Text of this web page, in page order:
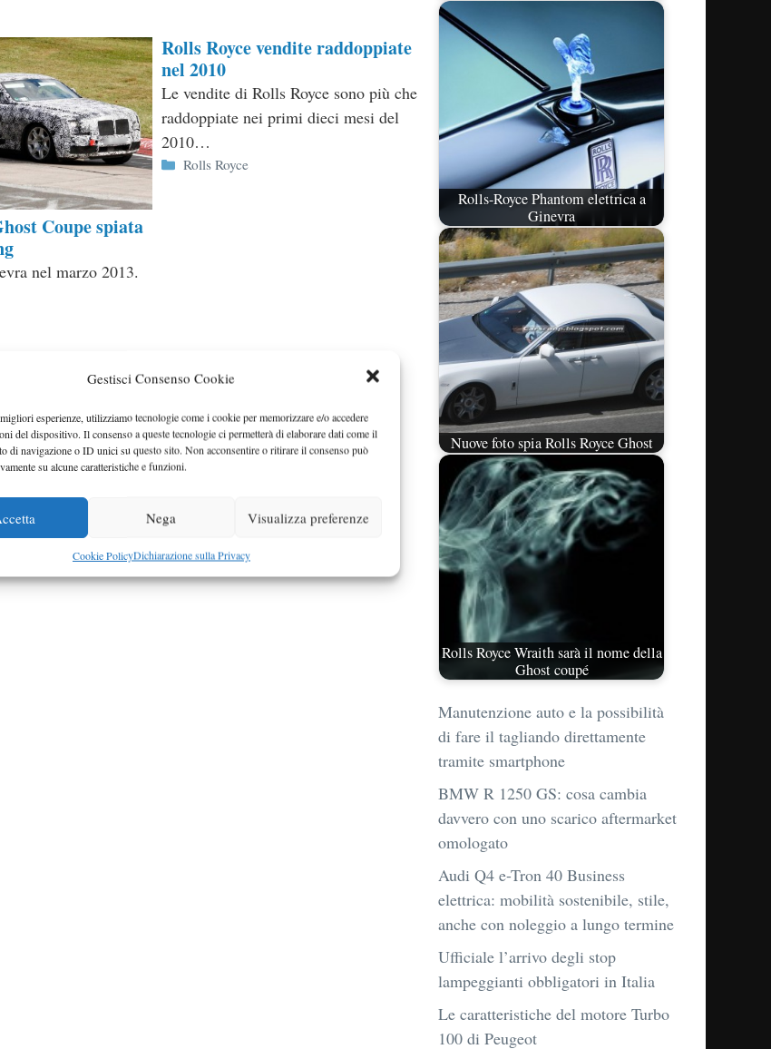
Gestisci Consenso Cookie
esperienze, utilizziamo tecnologie come i cookie per memorizzare e/o accedere
del dispositivo. Il consenso a queste tecnologie ci permetterà di elaborare dati come il
di navigazione o ID unici su questo sito. Non acconsentire o ritirare il consenso può
su alcune caratteristiche e funzioni.
Nega Visualizza preferenze
Cookie PolicyDichiarazione sulla Privacy
Coupe spiata
nel marzo 2013.
Rolls Royce vendite raddoppiate
nel 2010
Le vendite di Rolls Royce sono più che
raddoppiate nei primi dieci mesi del
2010…
Categorie
Rolls Royce
Rolls-Royce Phantom elettrica a
Ginevra
Nuove foto spia Rolls Royce Ghost
Rolls Royce Wraith sarà il nome della
Ghost coupé
Manutenzione auto e la possibilità
di fare il tagliando direttamente
tramite smartphone
BMW R 1250 GS: cosa cambia
davvero con uno scarico aftermarket
omologato
Audi Q4 e-Tron 40 Business
elettrica: mobilità sostenibile, stile,
anche con noleggio a lungo termine
Ufficiale l’arrivo degli stop
lampeggianti obbligatori in Italia
Le caratteristiche del motore Turbo
100 di Peugeot